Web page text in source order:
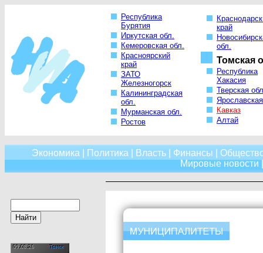
Республика
Бурятия
Иркутская обл.
Кемеровская обл.
Красноярский
край
ЗАТО
Железногорск
Калининградская
обл.
Мурманская обл.
Ростов
край
обл.
Томская
Республика
Хакасия
Тверская
Кавказ
Алтай
Экономика Политика Власть Финансы
Мировые новости